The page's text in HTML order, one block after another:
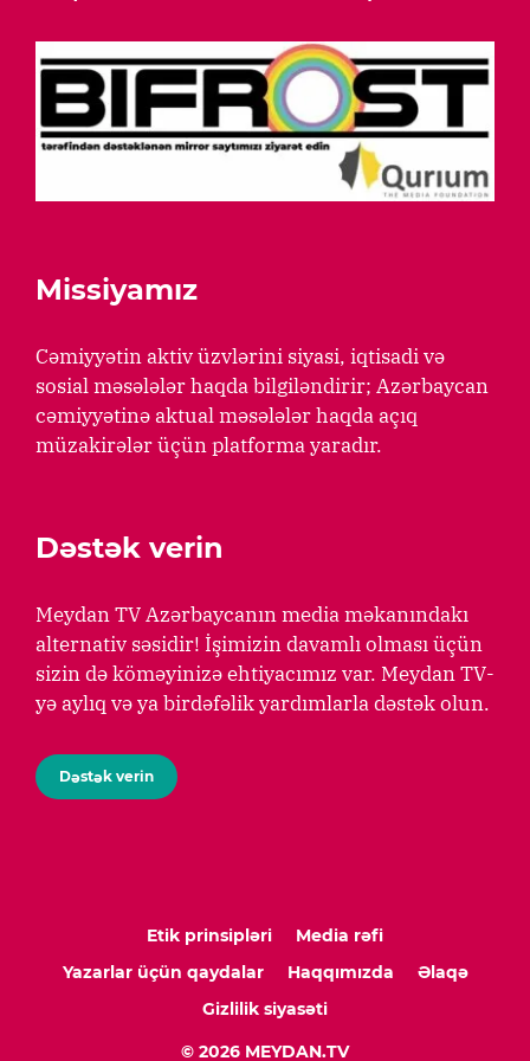
Missiyamız
Cəmiyyətin aktiv üzvlərini siyasi, iqtisadi və
sosial məsələlər haqda bilgiləndirir; Azərbaycan
cəmiyyətinə aktual məsələlər haqda açıq
müzakirələr üçün platforma yaradır.
Dəstək verin
Meydan TV Azərbaycanın media məkanındakı
alternativ səsidir! İşimizin davamlı olması üçün
sizin də köməyinizə ehtiyacımız var. Meydan TV-
yə aylıq və ya birdəfəlik yardımlarla dəstək olun.
Dəstək verin
Etik prinsipləri
Media rəfi
Yazarlar üçün qaydalar
Haqqımızda
Əlaqə
Gizlilik siyasəti
© 2026 MEYDAN.TV